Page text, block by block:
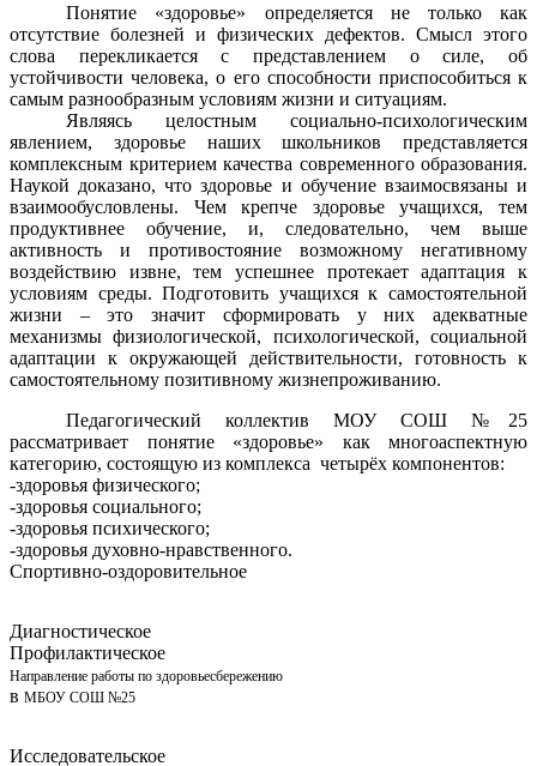
Понятие «здоровье» определяется не только как
отсутствие болезней и физических дефектов. Смысл этого
слова перекликается с представлением о силе, об
устойчивости человека, о его способности приспособиться к
самым разнообразным условиям жизни и ситуациям.
Являясь целостным социально-психологическим
явлением, здоровье наших школьников представляется
комплексным критерием качества современного образования.
Наукой доказано, что здоровье и обучение взаимосвязаны и
взаимообусловлены. Чем крепче здоровье учащихся, тем
продуктивнее обучение, и, следовательно, чем выше
активность и противостояние возможному негативному
воздействию извне, тем успешнее протекает адаптация к
условиям среды. Подготовить учащихся к самостоятельной
жизни – это значит сформировать у них адекватные
механизмы физиологической, психологической, социальной
адаптации к окружающей действительности, готовность к
самостоятельному позитивному жизнепроживанию.
Педагогический коллектив МОУ СОШ №25
рассматривает понятие «здоровье» как многоаспектную
категорию, состоящую из комплекса четырёх компонентов:
-здоровья физического;
-здоровья социального;
-здоровья психического;
-здоровья духовно-нравственного.
Спортивно-оздоровительное
Диагностическое
Профилактическое
Направление работы по здоровьесбережению
в МБОУ СОШ №25
Исследовательское